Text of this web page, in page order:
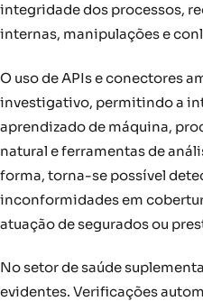
integridade dos processos,
internas, manipulações e
O uso de APIs e conectores
investigativo, permitindo a
aprendizado de máquina,
natural e ferramentas de
forma, torna-se possível
inconformidades em
atuação de segurados ou
No setor de saúde
evidentes. Verificações